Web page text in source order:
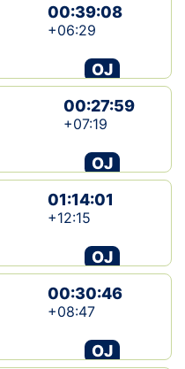
OTSI
00:39:08
+06:29
OJ
00:27:59
+07:19
OJ
01:14:01
+12:15
OJ
00:30:46
+08:47
OJ